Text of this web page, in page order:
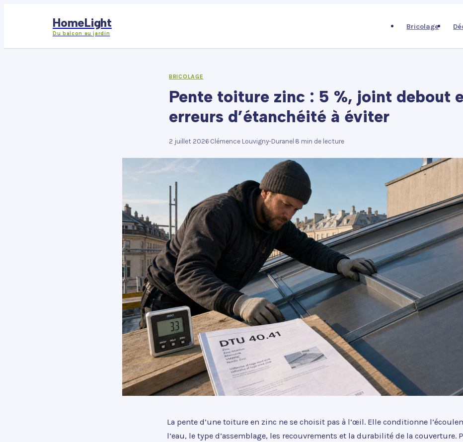
HomeLight
Du balcon au jardin
Bricolage
BRICOLAGE
Pente toiture zinc : 5 %, joint debout
erreurs d’étanchéité à éviter
2 juillet 2026·Clémence Louvigny-Duranel ·8 min de lecture
La pente d’une toiture en zinc ne se choisit pas à l’œil. Elle conditionne
l’eau, le type d’assemblage, les recouvrements et la durabilité de la couverture.